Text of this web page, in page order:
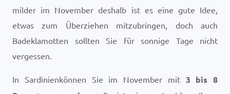
milder im November deshalb ist es eine gute Idee,
etwas zum Überziehen mitzubringen, doch auch
Badeklamotten sollten Sie für sonnige Tage nicht
vergessen.
In Sardinienkönnen Sie im November mit 3 bis 8